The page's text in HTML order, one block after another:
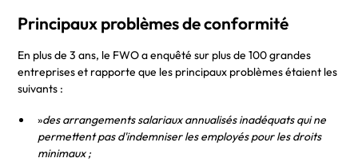
Principaux problèmes de conformité
En plus de 3 ans, le FWO a enquêté sur plus de 100 grandes
entreprises et rapporte que les principaux problèmes étaient les
suivants :
»des arrangements salariaux annualisés inadéquats qui ne
permettent pas d'indemniser les employés pour les droits
minimaux ;